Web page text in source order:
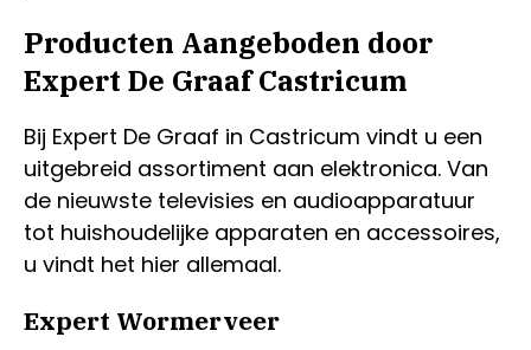
Producten Aangeboden door
Expert De Graaf Castricum
Bij Expert De Graaf in Castricum vindt u een
uitgebreid assortiment aan elektronica. Van
de nieuwste televisies en audioapparatuur
tot huishoudelijke apparaten en accessoires,
u vindt het hier allemaal.
Expert Wormerveer